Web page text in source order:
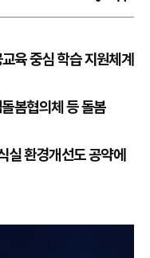
유
스
기
육 중심 학습 지원체계
봄협의체 등 돌봄
실 환경개선도 공약에